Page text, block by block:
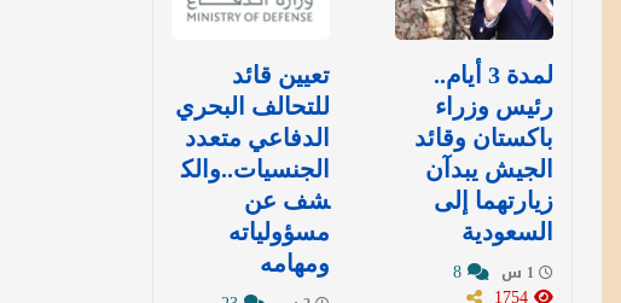
لمدة 3 أيام..
رئيس وزراء
باكستان وقائد
الجيش يبدآن
زيارتهما إلى
السعودية
تعيين قائد
للتحالف البحري
الدفاعي متعدد
الجنسيات..والك
شف عن
مسؤولياته
ومهامه